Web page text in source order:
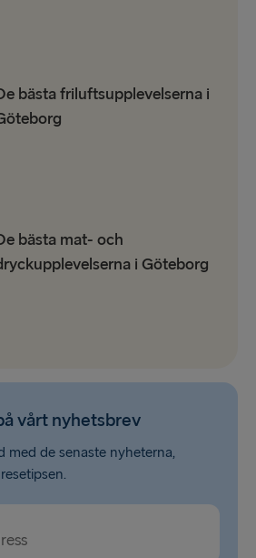
bästa friluftsupplevelserna i
bästa mat- och
i Göteborg
vårt nyhetsbrev
med de senaste nyheterna,